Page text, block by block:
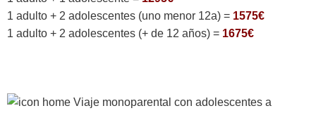
1 adulto + 2 adolescentes (uno menor 12a) = 1575€
1 adulto + 2 adolescentes (+ de 12 años) = 1675€